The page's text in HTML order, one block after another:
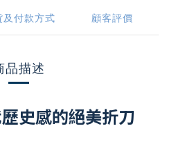
及付款方式 顧客評價
品描述
史感的絕美折刀